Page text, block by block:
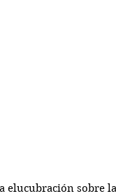
elucubración sobre